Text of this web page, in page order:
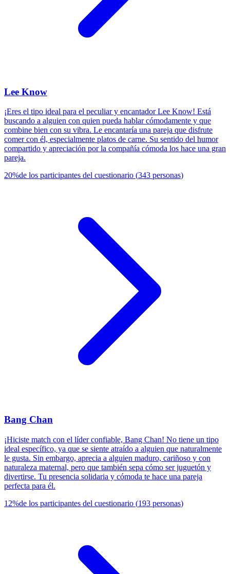
Lee Know
¡Eres el tipo ideal para el peculiar y encantador Lee Know! Está
buscando a alguien con quien pueda hablar cómodamente y que
combine bien con su vibra. Le encantaría una pareja que disfrute
comer con él, especialmente platos de carne. Su sentido del humor
compartido y apreciación por la compañía cómoda los hace una gran
pareja.
20%de los participantes del cuestionario (343 personas)
Bang Chan
¡Hiciste match con el líder confiable, Bang Chan! No tiene un tipo
ideal específico, ya que se siente atraído a alguien que naturalmente
le gusta. Sin embargo, aprecia a alguien maduro, cariñoso y con
naturaleza maternal, pero que también sepa cómo ser juguetón y
divertirse. Tu presencia solidaria y cómoda te hace una pareja
perfecta para él.
12%de los participantes del cuestionario (193 personas)